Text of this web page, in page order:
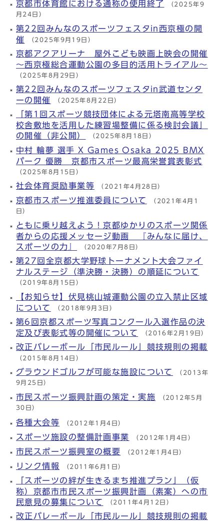
京都市体育館における通称の使用終了 （2025年9
月24日）
第22回みんなのスポーツフェスタin西京極の開
催 （2025年9月19日）
京都アクアリーナ 屋外こども映画上映会の開催
～西京極総合運動公園の多目的活用トライアル～
（2025年8月29日）
第22回みんなのスポーツフェスタin武道センタ
ーの開催 （2025年8月22日）
「第1回スポーツ競技団体による元塔南高等学校
校舎敷地を活用した練習場整備に係る検討会議」
の開催（非公開）
（2025年8月18日）
中村 輪夢 選手 X Games Osaka 2025 BMX
パーク 優勝 京都市スポーツ最高栄誉賞表彰式
（2025年8月15日）
社会体育奨励事業等 （2021年4月28日）
京都市スポーツ推進委員について （2021年4月1
日）
ともに乗り越えよう！京都ゆかりのスポーツ関係
者からの応援メッセージ動画 『みんなに届け、
スポーツの力』
（2020年7月8日）
第27回全京都大学野球トーナメント大会ファイ
ナルステージ（準決勝・決勝）の順延について
（2019年8月15日）
【お知らせ】伏見桃山城運動公園の立入禁止区域
について （2018年9月3日）
第6回京都スポーツ写真コンクール入選作品の決
定及び表彰式等の開催について （2016年2月19日）
改正バレーボール「市民ルール」競技規則の掲載
（2015年8月14日）
グラウンドゴルフが可能な施設について （2013年
9月25日）
市民スポーツ振興計画の策定・実施 （2012年5月
30日）
各種大会等 （2012年1月4日）
スポーツ施設の整備計画事業 （2012年1月4日）
市民スポーツ振興室の概要 （2012年1月4日）
リンク情報 （2011年6月1日）
「スポーツの絆が生きるまち推進プラン」（仮
称）京都市市民スポーツ振興計画（素案）への市
民意見の募集について
（2011年4月12日）
改正バレーボール「市民ルール」競技規則の掲載